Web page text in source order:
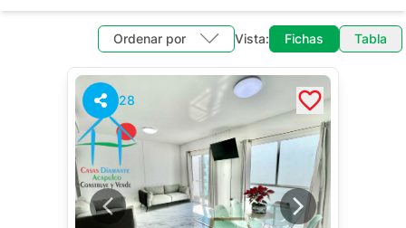
Ordenar por Vista: Fichas Tabla
28